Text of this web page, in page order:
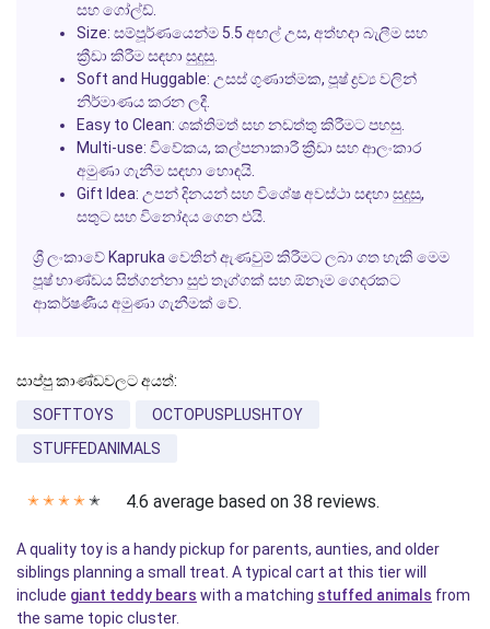
සහ ගෝල්ඩ්.
Size: සම්පූර්ණයෙන්ම 5.5 අඟල් උස, අත්හදා බැලීම සහ
ක්‍රීඩා කිරීම සඳහා සුදුසු.
Soft and Huggable: උසස් ගුණාත්මක, පූෂ් ද්‍රව්‍ය වලින්
නිර්මාණය කරන ලදී.
Easy to Clean: ශක්තිමත් සහ නඩත්තු කිරීමට පහසු.
Multi-use: විවේකය, කල්පනාකාරී ක්‍රීඩා සහ ආලංකාර
අමුණා ගැනීම සඳහා හොඳයි.
Gift Idea: උපන් දිනයන් සහ විශේෂ අවස්ථා සඳහා සුදුසු,
සතුට සහ විනෝදය ගෙන එයි.
ශ්‍රී ලංකාවේ Kapruka වෙතින් ඇණවුම් කිරීමට ලබා ගත හැකි මෙම
පූෂ් භාණ්ඩය සිත්ගන්නා සුළු තෑග්ගක් සහ ඕනෑම ගෙදරකට
ආකර්ෂණීය අමුණා ගැනීමක් වේ.
සාප්පු කාණ්ඩවලට අයත්:
SOFTTOYS
OCTOPUSPLUSHTOY
STUFFEDANIMALS
✭ ✭ ✭ ✭ ✭ 4.6 average based on 38 reviews.
A quality toy is a handy pickup for parents, aunties, and older
siblings planning a small treat. A typical cart at this tier will
include giant teddy bears with a matching stuffed animals from
the same topic cluster.